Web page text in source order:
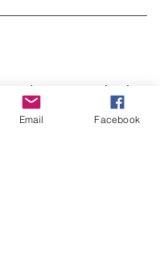
Conditions Générales de
Location 2024
Email Facebook